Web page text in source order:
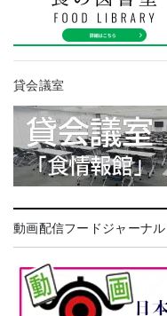
貸会議室
動画配信フードジャーナル